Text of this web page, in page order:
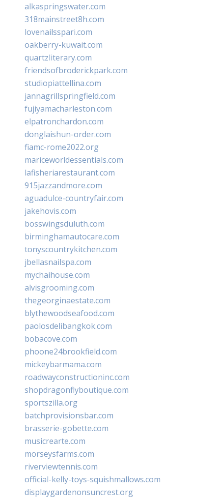
alkaspringswater.com
318mainstreet8h.com
lovenailsspari.com
oakberry-kuwait.com
quartzliterary.com
friendsofbroderickpark.com
studiopiattellina.com
jannagrillspringfield.com
fujiyamacharleston.com
elpatronchardon.com
donglaishun-order.com
fiamc-rome2022.org
mariceworldessentials.com
lafisheriarestaurant.com
915jazzandmore.com
aguadulce-countryfair.com
jakehovis.com
bosswingsduluth.com
birminghamautocare.com
tonyscountrykitchen.com
jbellasnailspa.com
mychaihouse.com
alvisgrooming.com
thegeorginaestate.com
blythewoodseafood.com
paolosdelibangkok.com
bobacove.com
phoone24brookfield.com
mickeybarmama.com
roadwayconstructioninc.com
shopdragonflyboutique.com
sportszilla.org
batchprovisionsbar.com
brasserie-gobette.com
musicrearte.com
morseysfarms.com
riverviewtennis.com
official-kelly-toys-squishmallows.com
displaygardenonsuncrest.org